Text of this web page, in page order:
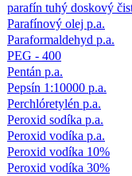
parafín tuhý doskový
Parafínový olej p.a.
Paraformaldehyd p.a.
PEG - 400
Pentán p.a.
Pepsín 1:10000 p.a.
Perchlóretylén p.a.
Peroxid sodíka p.a.
Peroxid vodíka p.a.
Peroxid vodíka 10%
Peroxid vodíka 30%